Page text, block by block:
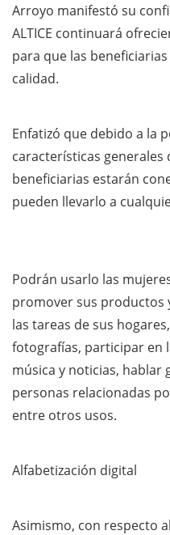
Arroyo manifestó su
ALTICE continuará
para que las
calidad.
Enfatizó que debido a la
características generales
beneficiarias estarán
pueden llevarlo a
Podrán usarlo las
promover sus productos
las tareas de sus
fotografías, participar en
música y noticias, hablar
personas relacionadas
entre otros usos.
Alfabetización digital
Asimismo, con respecto